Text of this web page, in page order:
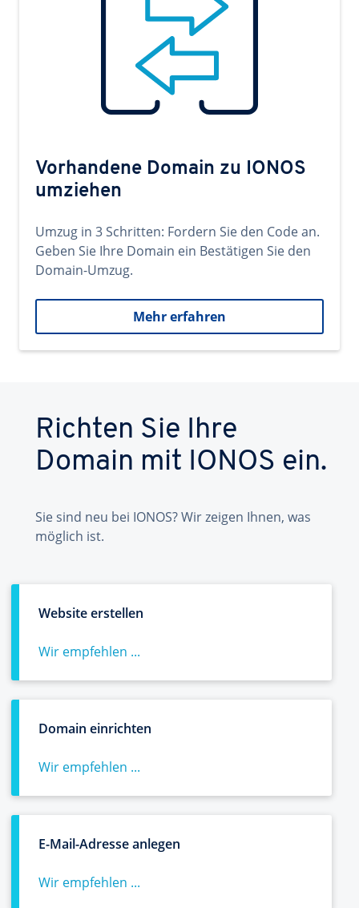
Vorhandene Domain zu IONOS
umziehen
Umzug in 3 Schritten: Fordern Sie den Code an.
Geben Sie Ihre Domain ein Bestätigen Sie den
Domain-Umzug.
Mehr erfahren
Richten Sie Ihre
Domain mit IONOS ein.
Sie sind neu bei IONOS? Wir zeigen Ihnen, was
möglich ist.
Website erstellen
Wir empfehlen ...
Domain einrichten
Wir empfehlen ...
E-Mail-Adresse anlegen
Wir empfehlen ...